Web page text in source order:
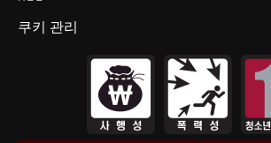
쿠키 관리